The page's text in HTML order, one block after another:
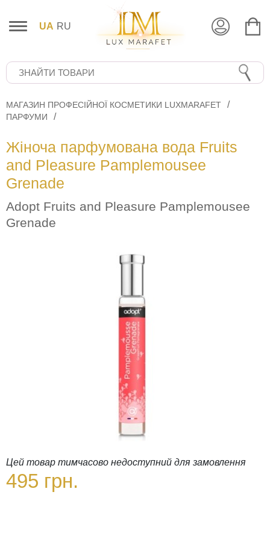
UA RU
МАГАЗИН ПРОФЕСІЙНОЇ КОСМЕТИКИ LUXMARAFET
ПАРФУМИ
Жіноча парфумована вода Fruits
and Pleasure Pamplemousee
Grenade
Adopt Fruits and Pleasure Pamplemousee
Grenade
Цей товар тимчасово недоступний для замовлення
495 грн.